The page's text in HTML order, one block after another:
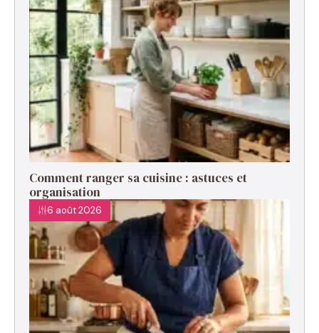
Comment ranger sa cuisine : astuces et
organisation
6 août 2026